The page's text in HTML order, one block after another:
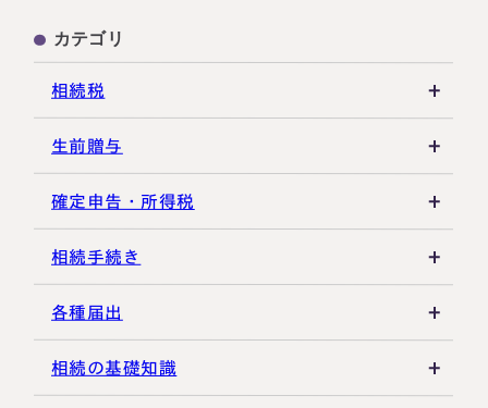
カテゴリ
相続税
相続税の基礎知識
税務調査・申告実務
各種控除・特例
生前贈与
贈与税の基礎知識
贈与の特例制度
生前贈与
その他贈与関連
確定申告・所得税
譲渡所得
その他所得税
相続手続き
遺言書
遺留分
各種届出
税金の納付
相続の基礎知識